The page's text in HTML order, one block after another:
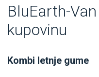
BluEarth-
kupovinu
Kombi letnje gume